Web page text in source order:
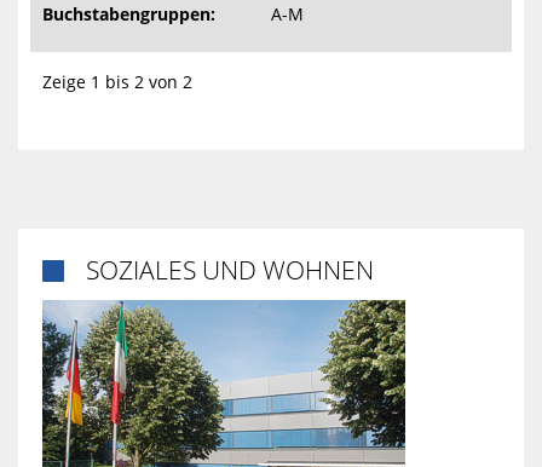
Buchstabengruppen:
A-M
Zeige 1 bis 2 von 2
 SOZIALES UND WOHNEN